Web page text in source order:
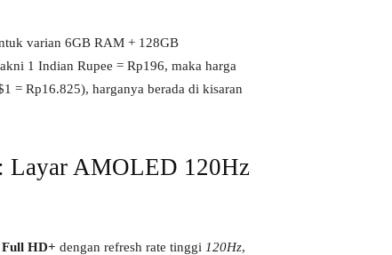
varian 6GB RAM + 128GB
1 Indian Rupee = Rp196, maka harga
= Rp16.825), harganya berada di kisaran
Layar AMOLED 120Hz
Full HD+ dengan refresh rate tinggi 120Hz,